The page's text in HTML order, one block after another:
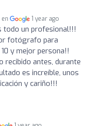
en 1 year ago
todo un profesional!!!
fotógrafo para
y mejor persona!!
recibido antes, durante
es increíble, unos
y cariño!!!